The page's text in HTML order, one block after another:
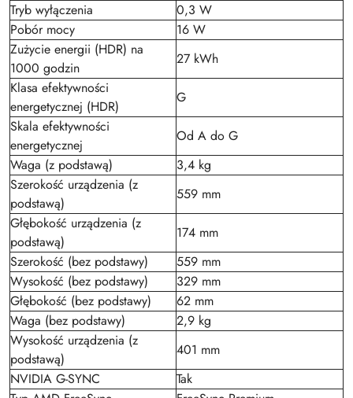
Tryb wyłączenia
0,3 W
Pobór mocy
16 W
Zużycie energii (HDR) na
1000 godzin
27 kWh
Klasa efektywności
energetycznej (HDR)
G
Skala efektywności
energetycznej
Od A do G
Waga (z podstawą)
3,4 kg
Szerokość urządzenia (z
podstawą)
559 mm
Głębokość urządzenia (z
podstawą)
174 mm
Szerokość (bez podstawy)
559 mm
Wysokość (bez podstawy)
329 mm
Głębokość (bez podstawy)
62 mm
Waga (bez podstawy)
2,9 kg
Wysokość urządzenia (z
podstawą)
401 mm
NVIDIA G-SYNC
Tak